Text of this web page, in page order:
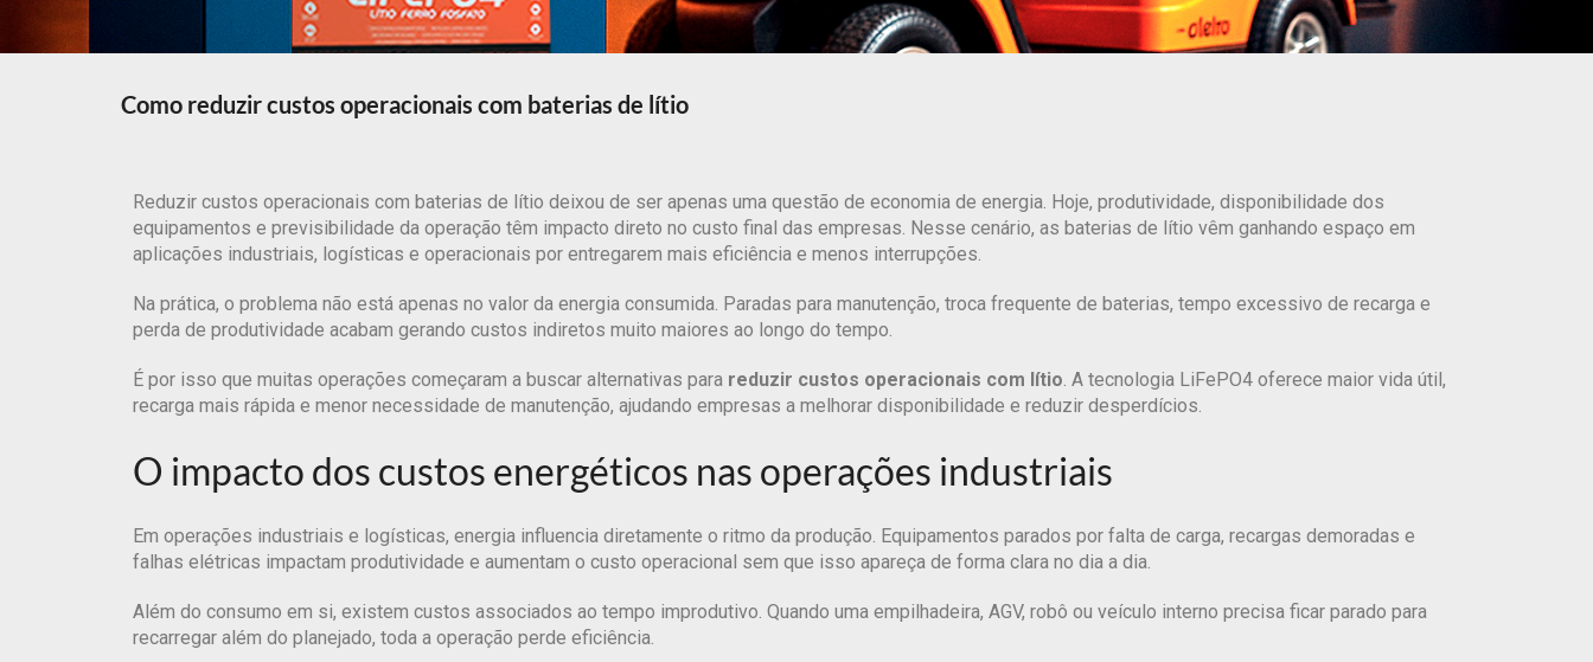
Como reduzir custos operacionais com baterias de lítio
Reduzir custos operacionais com baterias de lítio deixou de ser apenas uma questão de economia de energia. Hoje, produtividade, disponibilidade dos
equipamentos e previsibilidade da operação têm impacto direto no custo final das empresas. Nesse cenário, as baterias de lítio vêm ganhando espaço em
aplicações industriais, logísticas e operacionais por entregarem mais eficiência e menos interrupções.
Na prática, o problema não está apenas no valor da energia consumida. Paradas para manutenção, troca frequente de baterias, tempo excessivo de recarga e
perda de produtividade acabam gerando custos indiretos muito maiores ao longo do tempo.
É por isso que muitas operações começaram a buscar alternativas para reduzir custos operacionais com lítio. A tecnologia LiFePO4 oferece maior vida útil,
recarga mais rápida e menor necessidade de manutenção, ajudando empresas a melhorar disponibilidade e reduzir desperdícios.
O impacto dos custos energéticos nas operações industriais
Em operações industriais e logísticas, energia influencia diretamente o ritmo da produção. Equipamentos parados por falta de carga, recargas demoradas e
falhas elétricas impactam produtividade e aumentam o custo operacional sem que isso apareça de forma clara no dia a dia.
Além do consumo em si, existem custos associados ao tempo improdutivo. Quando uma empilhadeira, AGV, robô ou veículo interno precisa ficar parado para
recarregar além do planejado, toda a operação perde eficiência.